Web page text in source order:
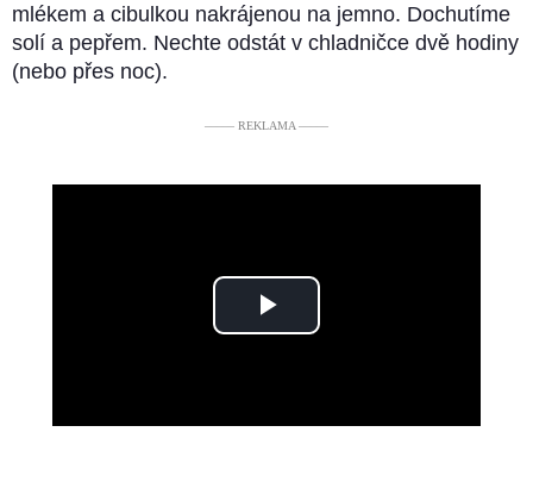
mlékem a cibulkou nakrájenou na jemno. Dochutíme
solí a pepřem. Nechte odstát v chladničce dvě hodiny
(nebo přes noc).
––––– REKLAMA –––––
Play